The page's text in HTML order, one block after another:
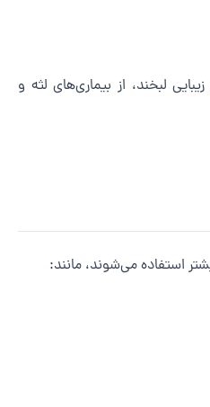
لبخند، از بیماری‌های لثه و
می‌شوند، مانند: